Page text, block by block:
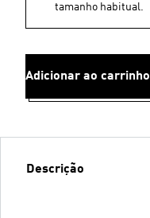
tamanho habitual.
Adicionar ao carrinho
Descrição